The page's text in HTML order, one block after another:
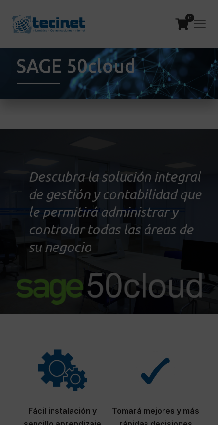
0
SAGE 50cloud
Descubra la solución integral
de gestión y contabilidad que
le permitirá administrar y
controlar todas las áreas de
su negocio
Fácil instalación y
Tomará mejores y más